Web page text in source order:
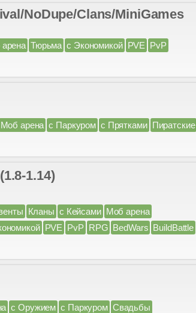
NoDupe/Clans/MiniGames
Тюрьма с Экономикой PVE PvP
Моб арена с Паркуром с Прятками Пиратские
1.14)
Кланы с Кейсами Моб арена
PVE PvP RPG BedWars BuildBattle
с Оружием с Паркуром Свадьбы